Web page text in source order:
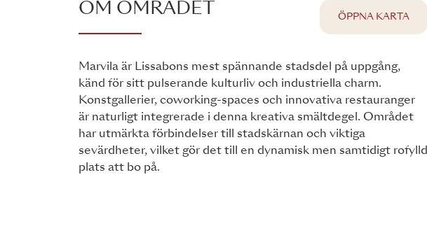
OM OMRÅDET
Marvila är Lissabons mest spännande stadsdel på uppgång,
känd för sitt pulserande kulturliv och industriella charm.
Konstgallerier, coworking-spaces och innovativa restauranger
är naturligt integrerade i denna kreativa smältdegel. Området
har utmärkta förbindelser till stadskärnan och viktiga
sevärdheter, vilket gör det till en dynamisk men samtidigt rofylld
plats att bo på.
ÖPPNA KARTA